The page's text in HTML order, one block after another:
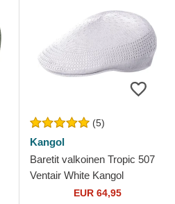
(5)
Kangol
Baretit valkoinen Tropic 507
Ventair White Kangol
EUR 64,95